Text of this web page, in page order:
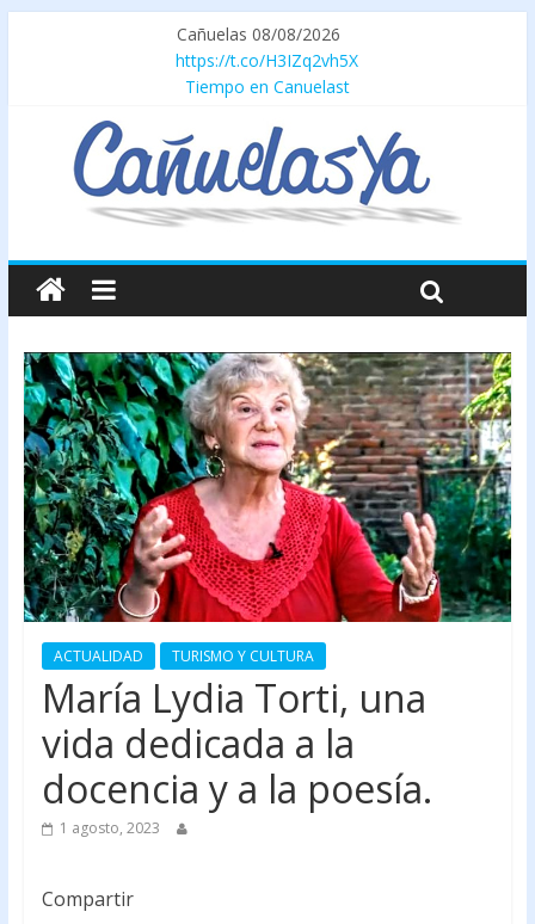
Cañuelas 08/08/2026
https://t.co/H3IZq2vh5X
Tiempo en Canuelast
ACTUALIDAD TURISMO Y CULTURA
María Lydia Torti, una
vida dedicada a la
docencia y a la poesía.
1 agosto, 2023
Compartir